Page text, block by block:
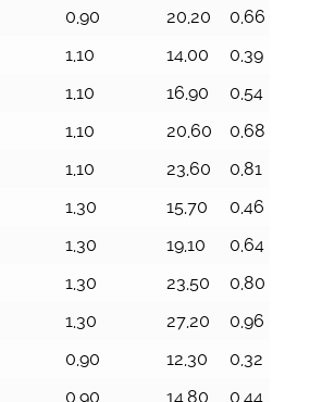
0,90 20,20 0,66
1,10 14,00 0,39
1,10 16,90 0,54
1,10 20,60 0,68
1,10 23,60 0,81
1,30 15,70 0,46
1,30 19,10 0,64
1,30 23,50 0,80
1,30 27,20 0,96
0,90 12,30 0,32
0,90 14,80 0,44